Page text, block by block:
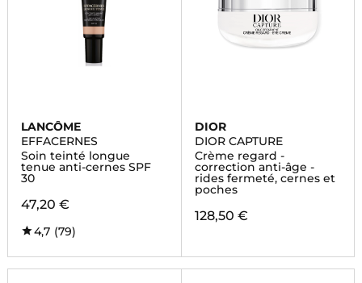
LANCÔME
EFFACERNES
Soin teinté longue
tenue anti-cernes SPF
30
47,20 €
4,7 (79)
DIOR
DIOR CAPTURE
Crème regard -
correction anti-âge -
rides fermeté, cernes et
poches
128,50 €